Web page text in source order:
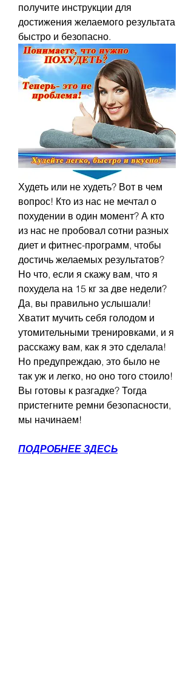
получите инструкции для
достижения желаемого результата
быстро и безопасно.
Худеть или не худеть? Вот в чем
вопрос! Кто из нас не мечтал о
похудении в один момент? А кто
из нас не пробовал сотни разных
диет и фитнес-программ, чтобы
достичь желаемых результатов?
Но что, если я скажу вам, что я
похудела на 15 кг за две недели?
Да, вы правильно услышали!
Хватит мучить себя голодом и
утомительными тренировками, и я
расскажу вам, как я это сделала!
Но предупреждаю, это было не
так уж и легко, но оно того стоило!
Вы готовы к разгадке? Тогда
пристегните ремни безопасности,
мы начинаем!
ПОДРОБНЕЕ ЗДЕСЬ